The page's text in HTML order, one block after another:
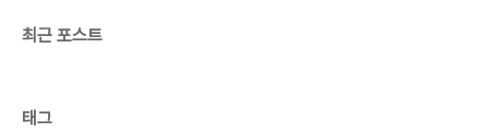
최근 포스트
태그